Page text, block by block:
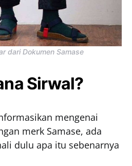
dari Dokumen Samase
Sirwal?
mengenai
merk Samase, ada
dulu apa itu sebenarnya